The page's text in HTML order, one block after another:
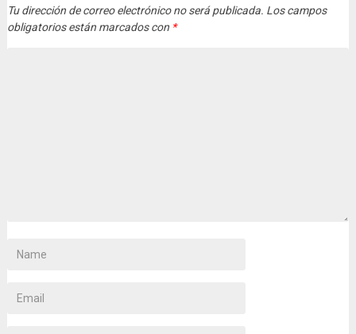
Tu dirección de correo electrónico no será publicada. Los campos
obligatorios están marcados con *